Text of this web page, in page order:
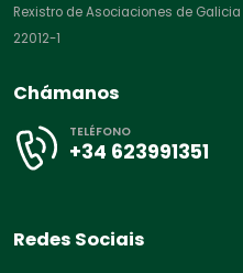
Rexistro de Asociaciones de
22012-1
Chámanos
TELÉFONO
+34 623991351
Redes Sociais